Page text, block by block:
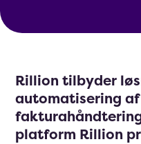
Rillion tilbyder
automatisering
platform Rillion